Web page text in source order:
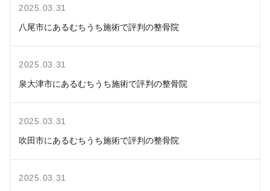
2025.03.31
八尾市にあるむちうち施術で評判の整骨院
2025.03.31
泉大津市にあるむちうち施術で評判の整骨院
2025.03.31
吹田市にあるむちうち施術で評判の整骨院
2025.03.31